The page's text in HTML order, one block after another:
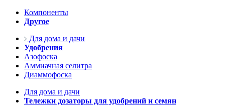
Компоненты
Другое
Для дома и дачи
Удобрения
Азофоска
Аммиачная селитра
Диаммофоска
Для дома и дачи
Тележки дозаторы для удобрений и семян